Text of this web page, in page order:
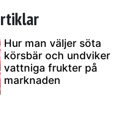
Hur man väljer söta
körsbär och undviker
vattniga frukter på
marknaden